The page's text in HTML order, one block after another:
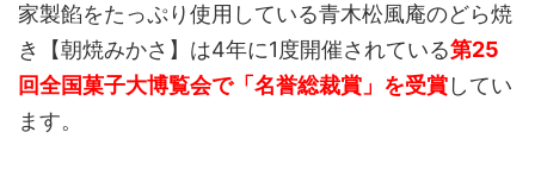
家製餡をたっぷり使用している青木松風庵のどら焼
き【朝焼みかさ】は4年に1度開催されている第25
回全国菓子大博覧会で「名誉総裁賞」を受賞してい
ます。